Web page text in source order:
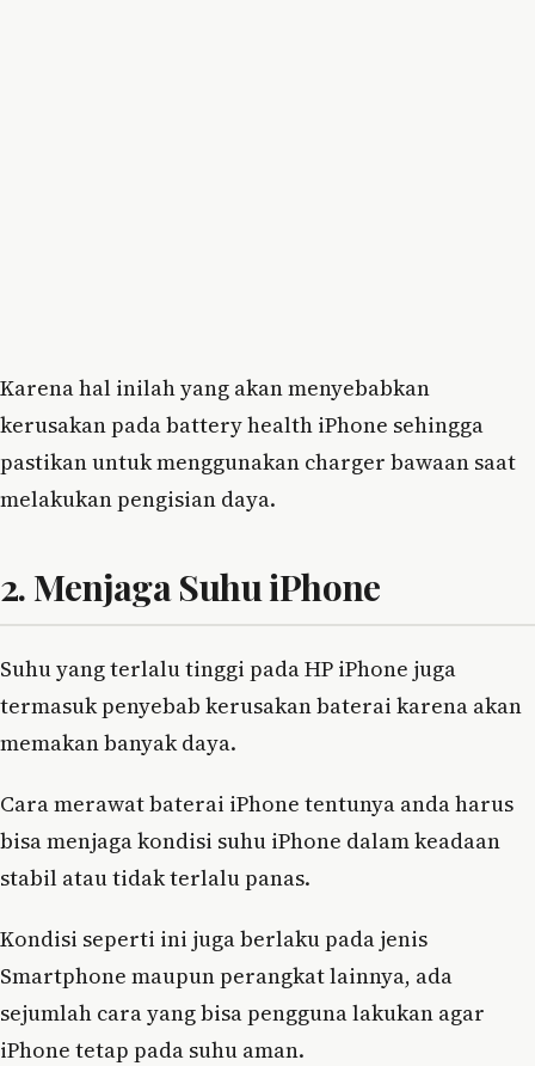
Karena hal inilah yang akan menyebabkan
kerusakan pada battery health iPhone sehingga
pastikan untuk menggunakan charger bawaan saat
melakukan pengisian daya.
2. Menjaga Suhu iPhone
Suhu yang terlalu tinggi pada HP iPhone juga
termasuk penyebab kerusakan baterai karena akan
memakan banyak daya.
Cara merawat baterai iPhone tentunya anda harus
bisa menjaga kondisi suhu iPhone dalam keadaan
stabil atau tidak terlalu panas.
Kondisi seperti ini juga berlaku pada jenis
Smartphone maupun perangkat lainnya, ada
sejumlah cara yang bisa pengguna lakukan agar
iPhone tetap pada suhu aman.